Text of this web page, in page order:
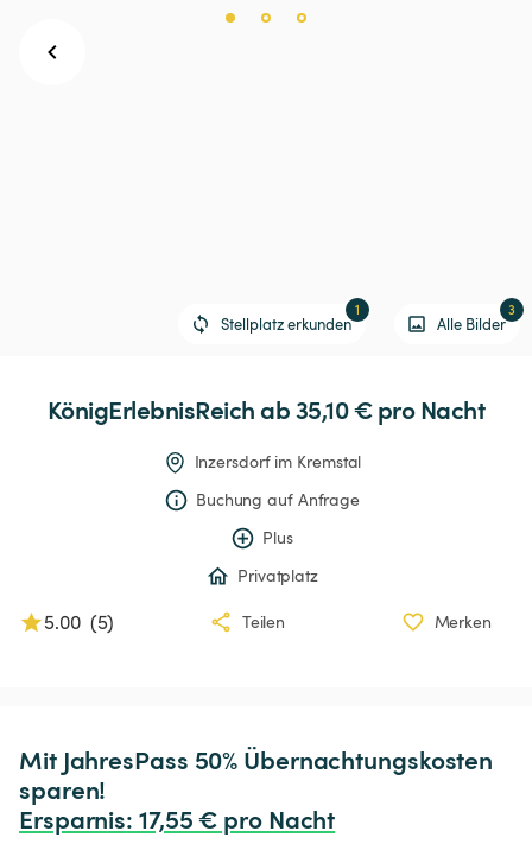
Alle Bilder
3
Stellplatz erkunden
1
KönigErlebnisReich ab 35,10 € pro Nacht
Inzersdorf im Kremstal
Buchung auf Anfrage
Plus
Privatplatz
5.00 (5) Teilen Merken
Mit JahresPass 50% Übernachtungskosten
Ersparnis: 17,55 € pro Nacht